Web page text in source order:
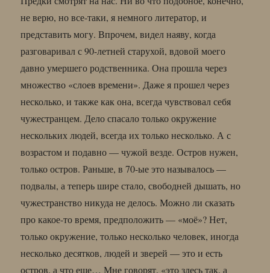
не верю, но все-таки, я немного литератор, и
представить могу. Впрочем, видел наяву, когда
разговаривал с 90-летней старухой, вдовой моего
давно умершего родственника. Она прошла через
множество «слоев времени». Даже я прошел через
несколько, и также как она, всегда чувствовал себя
чужестранцем. Дело спасало только окружение
нескольких людей, всегда их только несколько. А с
возрастом и подавно — чужой везде. Остров нужен,
только остров. Раньше, в 70-ые это называлось —
подвалы, а теперь шире стало, свободней дышать, но
чужестранство никуда не делось. Можно ли сказать
про какое-то время, предположить — «моё»? Нет,
только окружение, только несколько человек, иногда
несколько десятков, людей и зверей — это и есть
остров, а что еще… Мне говорят, «это здесь так, а